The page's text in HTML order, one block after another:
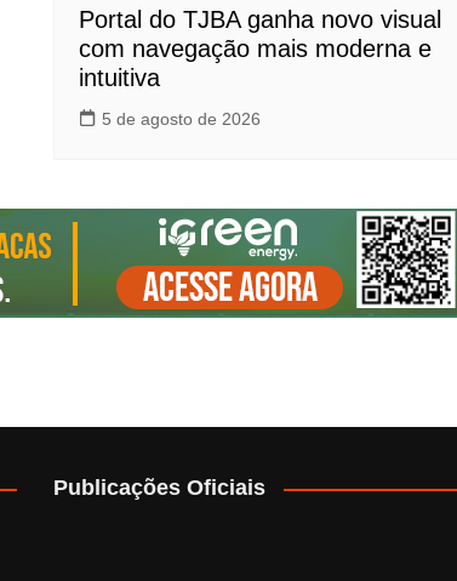
Portal do TJBA ganha novo visual
com navegação mais moderna e
intuitiva
5 de agosto de 2026
Publicações Oficiais